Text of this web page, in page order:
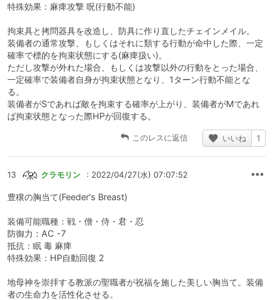
特殊効果：麻痺攻撃 呪(行動不能)
拘束具と拷問器具を改造し、防具に作り直したチェインメイル。
装備者の通常攻撃、もしくはそれに類する行動が命中した際、一定
確率で標的を拘束状態にする(麻痺扱い)。
ただし攻撃が外れた場合、もしくは攻撃以外の行動をとった場合、
一定確率で装備者自身が拘束状態となり、1ターン行動不能とな
る。
装備者がSであれば敵を拘束する確率が上がり、装備者がMであれ
ば拘束状態となった際HPが回復する。
このレスに返信 いいね 1
13 クラモリン : 2022/04/27(水) 07:07:52
豊穣の胸当て(Feeder's Breast)
装備可能職種：戦・僧・侍・君・忍
防御力：AC -7
抵抗：眠 毒 麻痺
特殊効果：HP自動回復 2
地母神を崇拝する教派の聖職者が祝福を施した美しい胸当て。装備
者の生命力を活性化させる。